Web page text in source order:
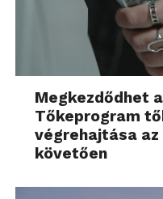
Megkezdődhet
Tőkeprogram
végrehajtása
követően